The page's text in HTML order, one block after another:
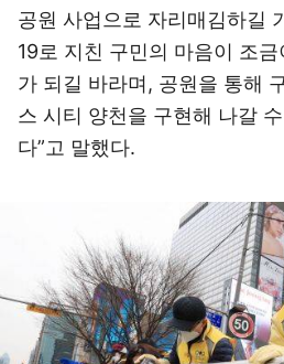
공원 사업으로 자리매김하길
19로 지친 구민의 마음이 조
가 되길 바라며, 공원을 통해
스 시티 양천을 구현해 나갈
다”고 말했다.